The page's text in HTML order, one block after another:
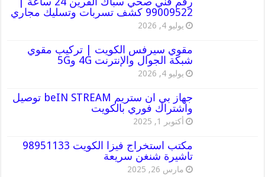
99009522 كشف تسربات وتسليك مجاري
يوليو 4, 2026
مقوي سيرفس الكويت | تركيب مقوي
شبكة الجوال والإنترنت 4G و5G
يوليو 4, 2026
جهاز بي ان ستريم beIN STREAM توصيل
واشتراك فوري بالكويت
أكتوبر 1, 2025
مكتب استخراج فيزا الكويت 98951133
تاشيرة شنغن سريعة
مارس 26, 2025